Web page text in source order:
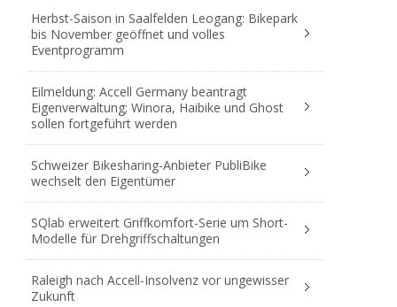
Herbst-Saison in Saalfelden Leogang: Bikepark
bis November geöffnet und volles
Eventprogramm
Eilmeldung: Accell Germany beantragt
Eigenverwaltung; Winora, Haibike und Ghost
sollen fortgeführt werden
Schweizer Bikesharing-Anbieter PubliBike
wechselt den Eigentümer
SQlab erweitert Griffkomfort-Serie um Short-
Modelle für Drehgriffschaltungen
Raleigh nach Accell-Insolvenz vor ungewisser
Zukunft